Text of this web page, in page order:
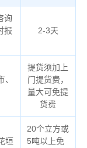
询
报
2-3天
提货须加上
门提货费，
量大可免提
货费
垣
20个立方或
5吨以上免